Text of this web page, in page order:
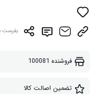
بفرست
فروشنده 100081
تضمین اصالت کالا